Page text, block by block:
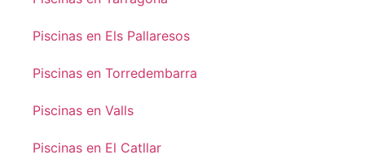
Piscinas en Els Pallaresos
Piscinas en Torredembarra
Piscinas en Valls
Piscinas en El Catllar